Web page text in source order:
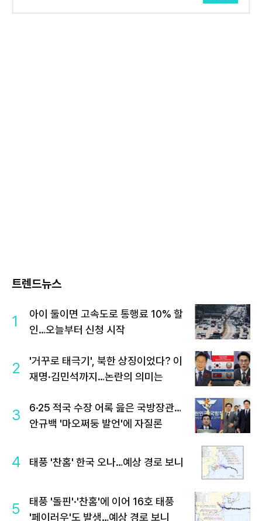
트렌드뉴스
1
아이 둘이면 고속도로 통행료 10% 할
인…오늘부터 신청 시작
2
'거꾸로 태극기', 북한 상징이었다? 이
재명·김민석까지…논란의 의미는
3
6·25 적국 수장 어록 읊은 국방장관…
안규백 '마오쩌둥 발언'에 자질론
4 태풍 '찬홈' 한국 오나…예상 경로 보니
5
태풍 '돌핀'·'찬홈'에 이어 16호 태풍
'페이러우'도 발생…예상 경로 보니